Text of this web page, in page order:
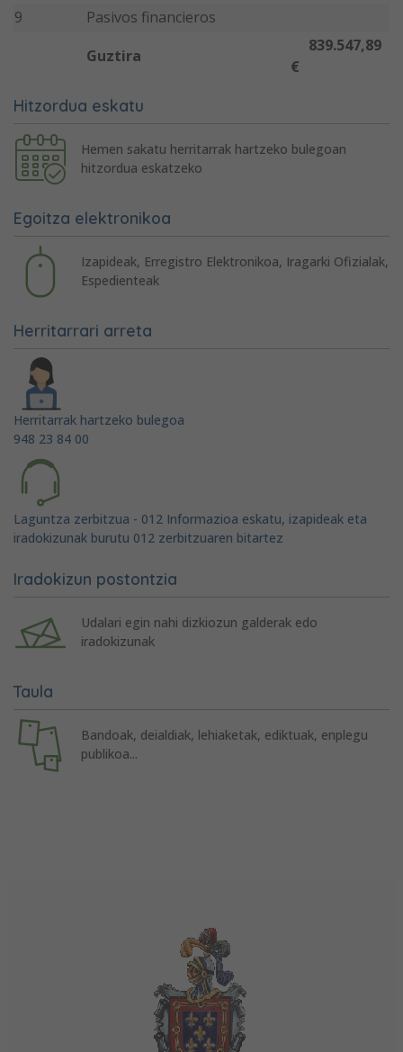
9
Pasivos financieros
Guztira
839.547,89
€
Hitzordua eskatu
Hemen sakatu herritarrak hartzeko bulegoan
hitzordua eskatzeko
Egoitza elektronikoa
Izapideak, Erregistro Elektronikoa, Iragarki Ofizialak,
Espedienteak
Herritarrari arreta
Herritarrak hartzeko bulegoa
948 23 84 00
Laguntza zerbitzua - 012 Informazioa eskatu, izapideak eta
iradokizunak burutu 012 zerbitzuaren bitartez
Iradokizun postontzia
Udalari egin nahi dizkiozun galderak edo
iradokizunak
Taula
Bandoak, deialdiak, lehiaketak, ediktuak, enplegu
publikoa...